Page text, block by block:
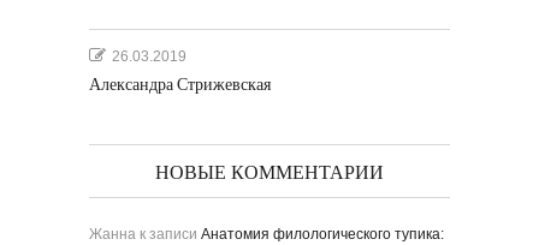
26.03.2019
Александра Стрижевская
НОВЫЕ КОММЕНТАРИИ
Жанна к записи Анатомия филологического тупика: